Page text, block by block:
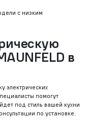
с низким
в
электрических
помогут
под стиль вашей кухни
по установке.